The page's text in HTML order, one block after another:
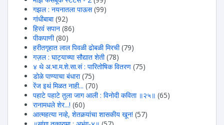
गझल : नयनातला पाऊस (99)
गांधीबाबा (92)
हिरवंं सपान (86)
पीकपाणी (80)
हरीतगृहात लाल पिवळी ढोबळी मिरची (79)
गज़ल : घाट्याच्या सौद्यात शेती (78)
४ थे अ.भा.म.शे.सा.सं : पारितोषिक वितरण (75)
डोळे पाण्याचा बंधारा (75)
रेंज इथं मिळत नाही... (70)
पहाटे पहाटे तुला जाग आली : विनोदी कविता ॥२५॥ (65)
रानामधले शेर...! (60)
आत्महत्या नव्हे, शेतकर्‍यांचा शासकीय खून! (57)